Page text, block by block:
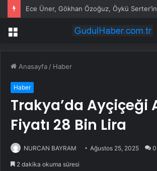
Menü
Anasayfa / Haber
Haber
Trakya’da Ayçiçeği
Fiyatı 28 Bin Lira
NURCAN BAYRAM Ağustos 25, 2025 0
2 dakika okuma süresi